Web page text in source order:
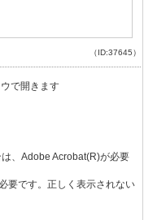
（ID:37645）
で開きます
、Adobe Acrobat(R)が必要
要です。正しく表示されない